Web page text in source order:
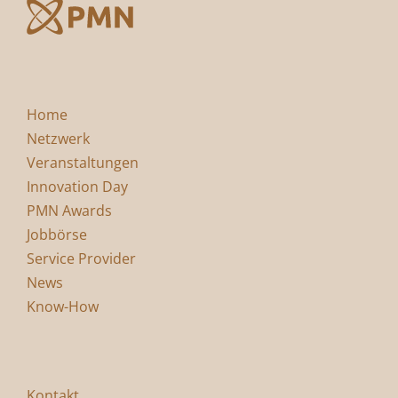
Home
Netzwerk
Veranstaltungen
Innovation Day
PMN Awards
Jobbörse
Service Provider
News
Know-How